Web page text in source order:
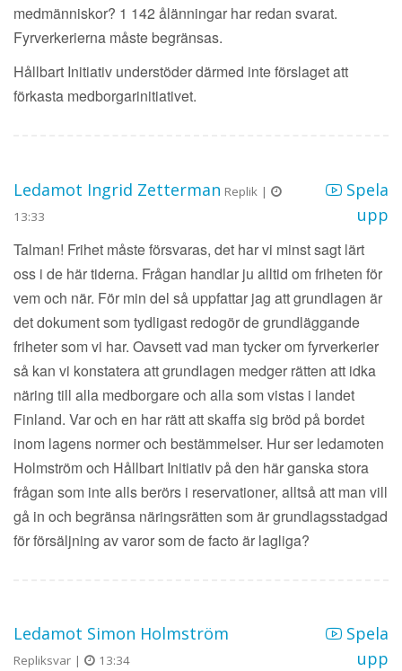
medmänniskor? 1 142 ålänningar har redan svarat.
Fyrverkerierna måste begränsas.
Hållbart Initiativ understöder därmed inte förslaget att
förkasta medborgarinitiativet.
Ledamot Ingrid Zetterman Replik |
13:33
Spela
upp
Talman! Frihet måste försvaras, det har vi minst sagt lärt
oss i de här tiderna. Frågan handlar ju alltid om friheten för
vem och när. För min del så uppfattar jag att grundlagen är
det dokument som tydligast redogör de grundläggande
friheter som vi har. Oavsett vad man tycker om fyrverkerier
så kan vi konstatera att grundlagen medger rätten att idka
näring till alla medborgare och alla som vistas i landet
Finland. Var och en har rätt att skaffa sig bröd på bordet
inom lagens normer och bestämmelser. Hur ser ledamoten
Holmström och Hållbart Initiativ på den här ganska stora
frågan som inte alls berörs i reservationer, alltså att man vill
gå in och begränsa näringsrätten som är grundlagsstadgad
för försäljning av varor som de facto är lagliga?
Ledamot Simon Holmström
Repliksvar | 13:34
Spela
upp